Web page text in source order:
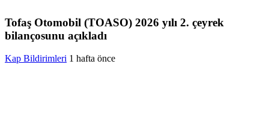
Tofaş Otomobil (TOASO) 2026 yılı 2. çeyrek
bilançosunu açıkladı
Kap Bildirimleri 1 hafta önce